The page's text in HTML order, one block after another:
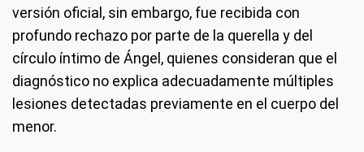
versión oficial, sin embargo, fue recibida con
profundo rechazo por parte de la querella y del
círculo íntimo de Ángel, quienes consideran que el
diagnóstico no explica adecuadamente múltiples
lesiones detectadas previamente en el cuerpo del
menor.